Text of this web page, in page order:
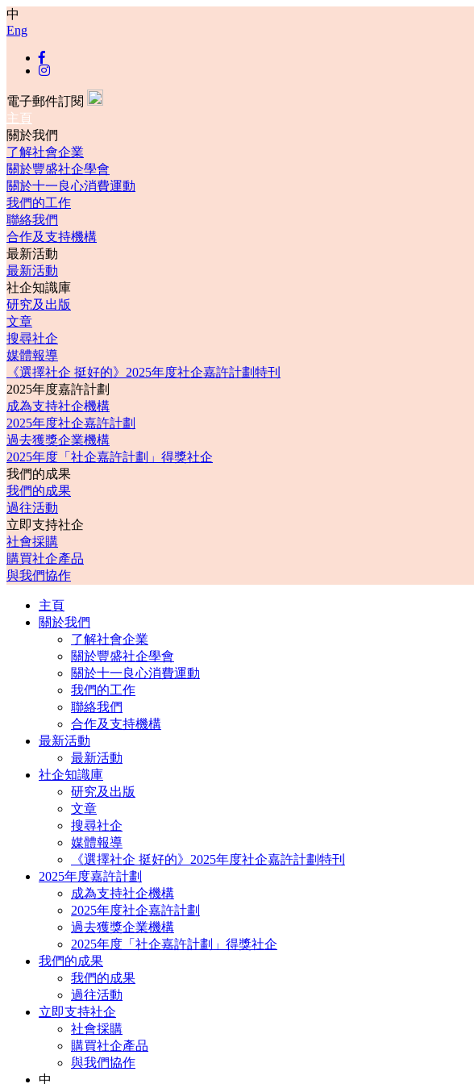
中
Eng
電子郵件訂閱
主頁
關於我們
了解社會企業
關於豐盛社企學會
關於十一良心消費運動
我們的工作
聯絡我們
合作及支持機構
最新活動
最新活動
社企知識庫
研究及出版
文章
搜尋社企
媒體報導
《選擇社企 挺好的》2025年度社企嘉許計劃特刊
2025年度嘉許計劃
成為支持社企機構
2025年度社企嘉許計劃
過去獲獎企業機構
2025年度「社企嘉許計劃」得獎社企
我們的成果
我們的成果
過往活動
立即支持社企
社會採購
購買社企產品
與我們協作
主頁
關於我們
了解社會企業
關於豐盛社企學會
關於十一良心消費運動
我們的工作
聯絡我們
合作及支持機構
最新活動
最新活動
社企知識庫
研究及出版
文章
搜尋社企
媒體報導
《選擇社企 挺好的》2025年度社企嘉許計劃特刊
2025年度嘉許計劃
成為支持社企機構
2025年度社企嘉許計劃
過去獲獎企業機構
2025年度「社企嘉許計劃」得獎社企
我們的成果
我們的成果
過往活動
立即支持社企
社會採購
購買社企產品
與我們協作
中